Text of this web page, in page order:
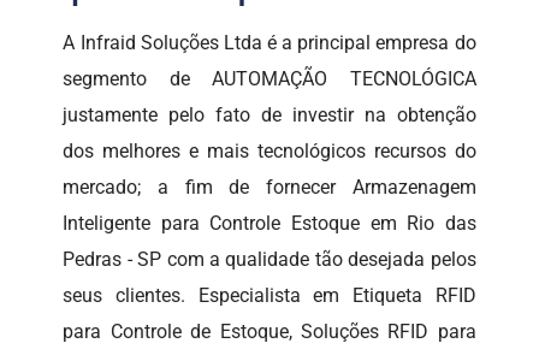
A Infraid Soluções Ltda é a principal empresa do
segmento de AUTOMAÇÃO TECNOLÓGICA
justamente pelo fato de investir na obtenção
dos melhores e mais tecnológicos recursos do
mercado; a fim de fornecer Armazenagem
Inteligente para Controle Estoque em Rio das
Pedras - SP com a qualidade tão desejada pelos
seus clientes. Especialista em Etiqueta RFID
para Controle de Estoque, Soluções RFID para